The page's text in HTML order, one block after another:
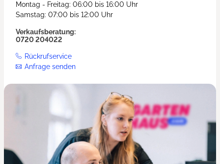
Montag - Freitag: 06:00 bis 16:00 Uhr
Samstag: 07:00 bis 12:00 Uhr
Verkaufsberatung:
0720 204022
Rückrufservice
Anfrage senden